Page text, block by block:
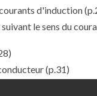
d'induction
le sens du
(p.31)